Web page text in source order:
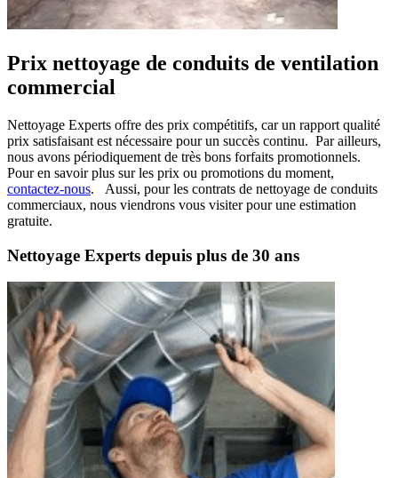
Prix nettoyage de conduits de ventilation
commercial
Nettoyage Experts offre des prix compétitifs, car un rapport qualité
prix satisfaisant est nécessaire pour un succès continu. Par ailleurs,
nous avons périodiquement de très bons forfaits promotionnels.
Pour en savoir plus sur les prix ou promotions du moment,
contactez-nous. Aussi, pour les contrats de nettoyage de conduits
commerciaux, nous viendrons vous visiter pour une estimation
gratuite.
Nettoyage Experts depuis plus de 30 ans